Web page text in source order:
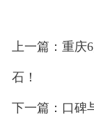
上一篇：重
石！
下一篇：口碑